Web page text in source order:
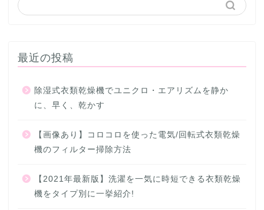
最近の投稿
除湿式衣類乾燥機でユニクロ・エアリズムを静か
に、早く、乾かす
【画像あり】コロコロを使った電気/回転式衣類乾燥
機のフィルター掃除方法
【2021年最新版】洗濯を一気に時短できる衣類乾燥
機をタイプ別に一挙紹介!